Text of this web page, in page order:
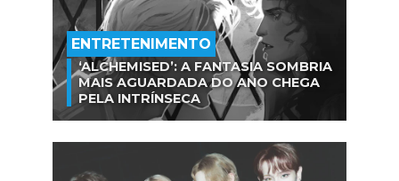
ENTRETENIMENTO
‘ALCHEMISED’: A FANTASIA SOMBRIA
MAIS AGUARDADA DO ANO CHEGA
PELA INTRÍNSECA